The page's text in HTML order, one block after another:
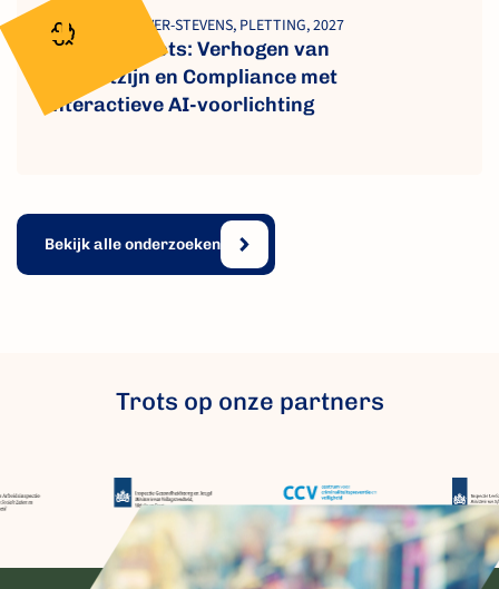
BRUIJNES, WEAVER-STEVENS, PLETTING, 2027
Smart Carrots: Verhogen van
Bewustzijn en Compliance met
Interactieve AI-voorlichting
Bekijk alle onderzoeken
Trots op onze partners